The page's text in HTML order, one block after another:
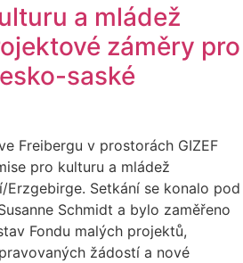
a mládež
záměry pro
saské
Freibergu v prostorách GIZEF
pro kulturu a mládež
Erzgebirge. Setkání se konalo pod
Schmidt a bylo zaměřeno
Fondu malých projektů,
žádostí a nové